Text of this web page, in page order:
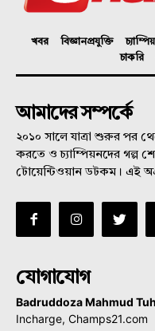
খবর বিজ্ঞানপ্রযুক্তি
চাকরি
আমাদের সম্পর্কে
২০১০ সালে যাত্রা শুরুর পর
করতে ও চ্যাম্পিয়নদের গল্প
টোয়েন্টিওয়ান ডটকম। এই
যোগাযোগ
Badruddoza Mahmud
Incharge, Champs21.com